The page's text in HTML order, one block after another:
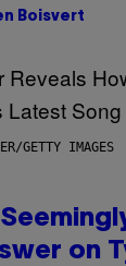
Boisvert
GETTY IMAGES
on